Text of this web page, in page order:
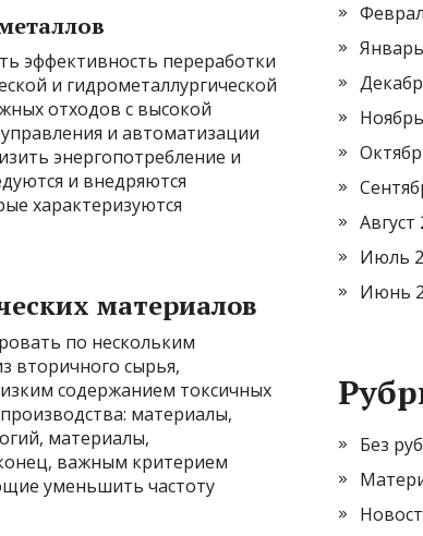
эффективность переработки
и гидрометаллургической
отходов с высокой
и автоматизации
энергопотребление и
и внедряются
характеризуются
материалов
по нескольким
вторичного сырья,
содержанием токсичных
материалы,
материалы,
важным критерием
уменьшить частоту
Август
Июль
Июнь
Без